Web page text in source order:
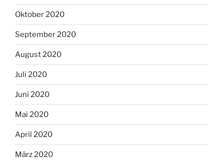
Oktober 2020
September 2020
August 2020
Juli 2020
Juni 2020
Mai 2020
April 2020
März 2020